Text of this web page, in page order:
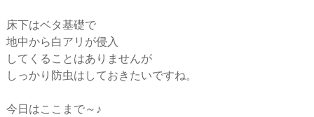
床下はベタ基礎で
地中から白アリが侵入
してくることはありませんが
しっかり防虫はしておきたいですね。
今日はここまで～♪